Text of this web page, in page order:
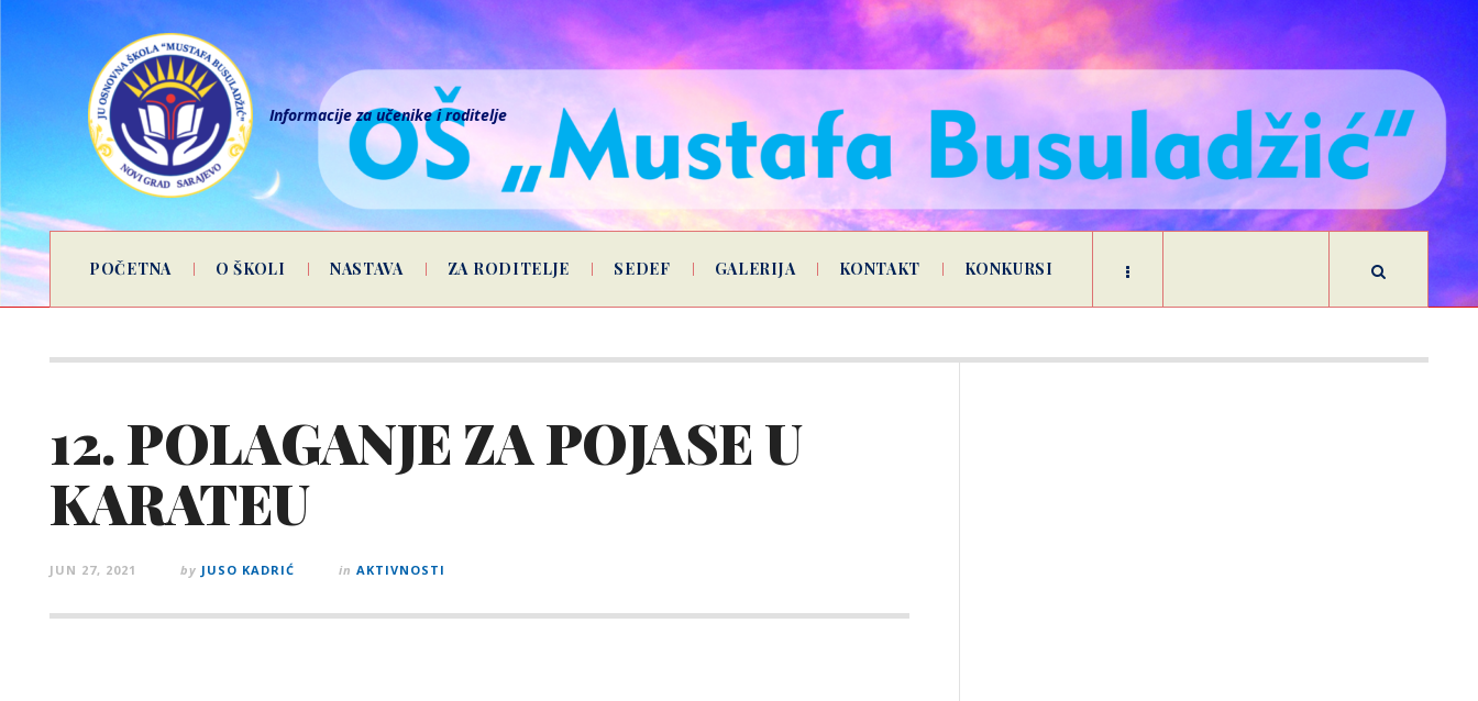
Informacije za učenike i roditelje
POČETNA O ŠKOLI NASTAVA ZA RODITELJE SEDEF GALERIJA KONTAKT KONKURSI
12. POLAGANJE ZA POJASE U
KARATEU
JUN 27, 2021 by JUSO KADRIĆ in AKTIVNOSTI